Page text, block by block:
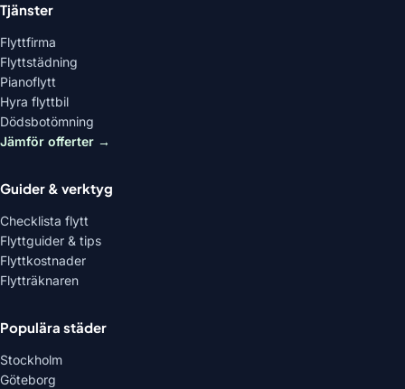
Tjänster
Flyttfirma
Flyttstädning
Pianoflytt
Hyra flyttbil
Dödsbotömning
Jämför offerter →
Guider & verktyg
Checklista flytt
Flyttguider & tips
Flyttkostnader
Flytträknaren
Populära städer
Stockholm
Göteborg